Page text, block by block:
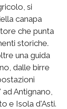
si
canapa
che punta
storiche.
una guida
dalle birre
Antignano,
e Isola d'Asti.